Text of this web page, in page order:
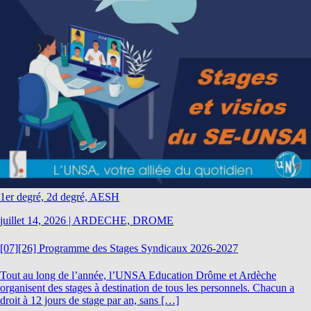
1er degré, 2d degré, AESH
juillet 14, 2026 | ARDECHE, DROME
[07][26] Programme des Stages Syndicaux 2026-2027
Tout au long de l’année, l’UNSA Education Drôme et Ardèche
organisent des stages à destination de tous les personnels. Chacun a
droit à 12 jours de stage par an, sans […]